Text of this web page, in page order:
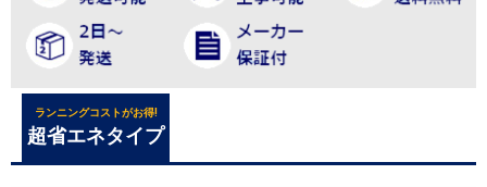
ランニングコストがお得!
超省エネタイプ